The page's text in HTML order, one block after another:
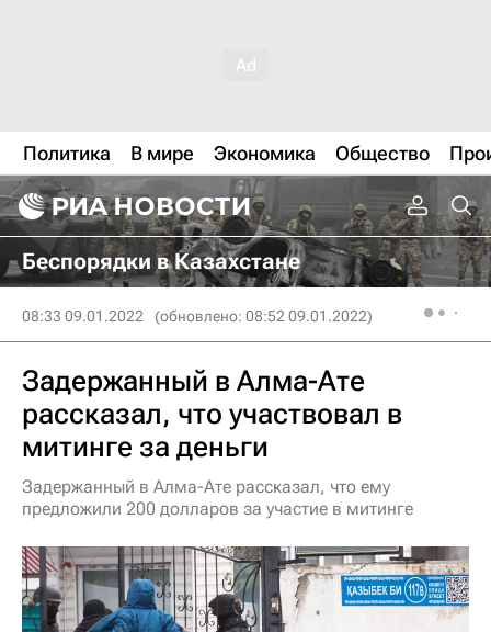
Политика В мире Экономика Общество
Беспорядки в Казахстане
08:33 09.01.2022 (обновлено: 08:52 09.01.2022)
Задержанный в Алма-Ате
рассказал, что участвовал в
митинге за деньги
Задержанный в Алма-Ате рассказал, что ему
предложили 200 долларов за участие в митинге